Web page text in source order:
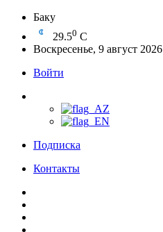
Баку
29.50 C
Воскресенье, 9 август 2026
Войти
Подписка
Контакты